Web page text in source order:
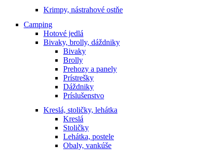
Krimpy, nástrahové ostňe
Camping
Hotové jedlá
Bivaky, brolly, dáždniky
Bivaky
Brolly
Prehozy a panely
Prístrešky
Dáždniky
Príslušenstvo
Kreslá, stoličky, lehátka
Kreslá
Stoličky
Lehátka, postele
Obaly, vankúše